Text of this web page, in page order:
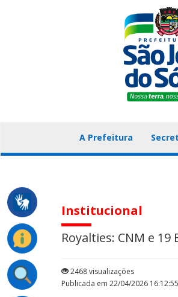
A Prefeitura
Institucional
Royalties: CNM e
2468 visualizações
Publicada em 22/04/2026 16:12:55